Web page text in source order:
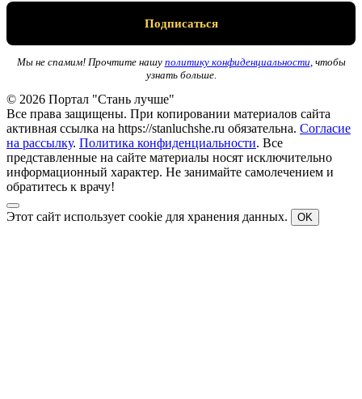
Мы не спамим! Прочтите нашу политику конфиденциальности, чтобы
узнать больше.
© 2026 Портал "Стань лучше"
Все права защищены. При копировании материалов сайта
активная ссылка на https://stanluchshe.ru обязательна. Согласие
на рассылку. Политика конфиденциальности. Все
представленные на сайте материалы носят исключительно
информационный характер. Не занимайте самолечением и
обратитесь к врачу!
Этот сайт использует cookie для хранения данных. OK